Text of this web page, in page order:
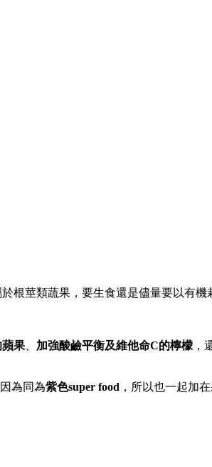
根莖類蔬果，要生食還是儘量要以有機
蘋果 加強酸鹼平衡及維他命C的檸檬 ，
因為同為紫色super food ，所以也一起加